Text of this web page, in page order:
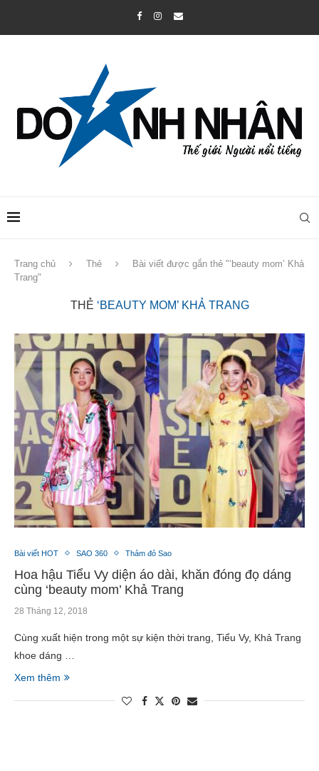
Trang chủ Thẻ
Bài viết được gắn thẻ "‘beauty mom’ Khả
Trang"
THẺ ‘BEAUTY MOM’ KHẢ TRANG
Bài viết HOT SAO 360 Thảm đỏ Sao
Hoa hậu Tiểu Vy diện áo dài, khăn đóng đọ dáng
cùng ‘beauty mom’ Khả Trang
28 Tháng 12, 2018
Cùng xuất hiện trong một sự kiện thời trang, Tiểu Vy, Khả Trang
khoe dáng …
Xem thêm